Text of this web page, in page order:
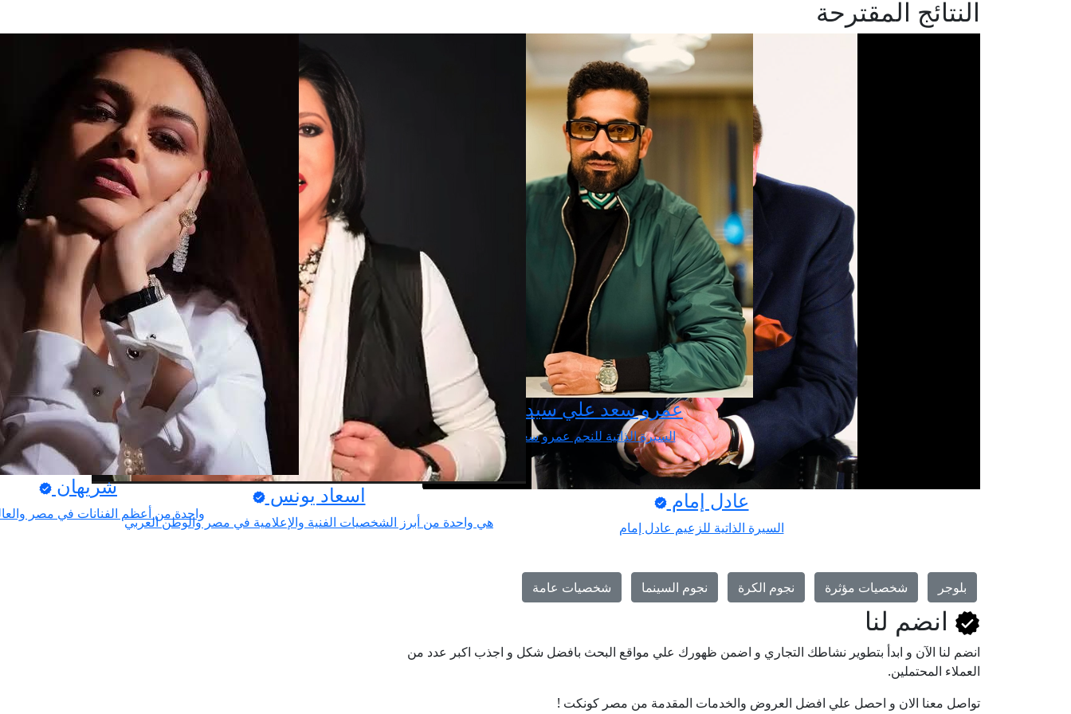
النتائج المقترحة
عادل إمام
السيرة الذاتية للزعيم عادل إمام
عمرو سعد علي سيد
السيرة الذاتية للنجم عمرو سعد
اسعاد يونس
هي واحدة من أبرز الشخصيات الفنية والإعلامية في مصر والوطن العربي
شريهان
واحدة من أعظم الفنانات في مصر
بلوجر شخصيات مؤثرة نجوم الكرة نجوم السينما شخصيات عامة
انضم لنا
انضم لنا اﻵن و ابدأ بتطوير نشاطك التجاري و اضمن ظهورك علي مواقع البحث بافضل شكل و اجذب اكبر عدد من
العملاء المحتملين.
تواصل معنا الان و احصل علي افضل العروض والخدمات المقدمة من مصر كونكت !